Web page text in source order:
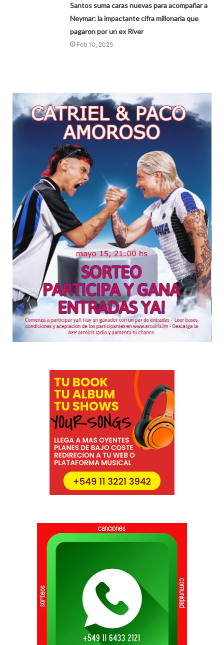
Santos suma caras nuevas para acompañar a
Neymar: la impactante cifra millonaria que
pagaron por un ex River
Feb 10, 2025